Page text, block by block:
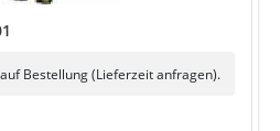
Bestellung (Lieferzeit anfragen).